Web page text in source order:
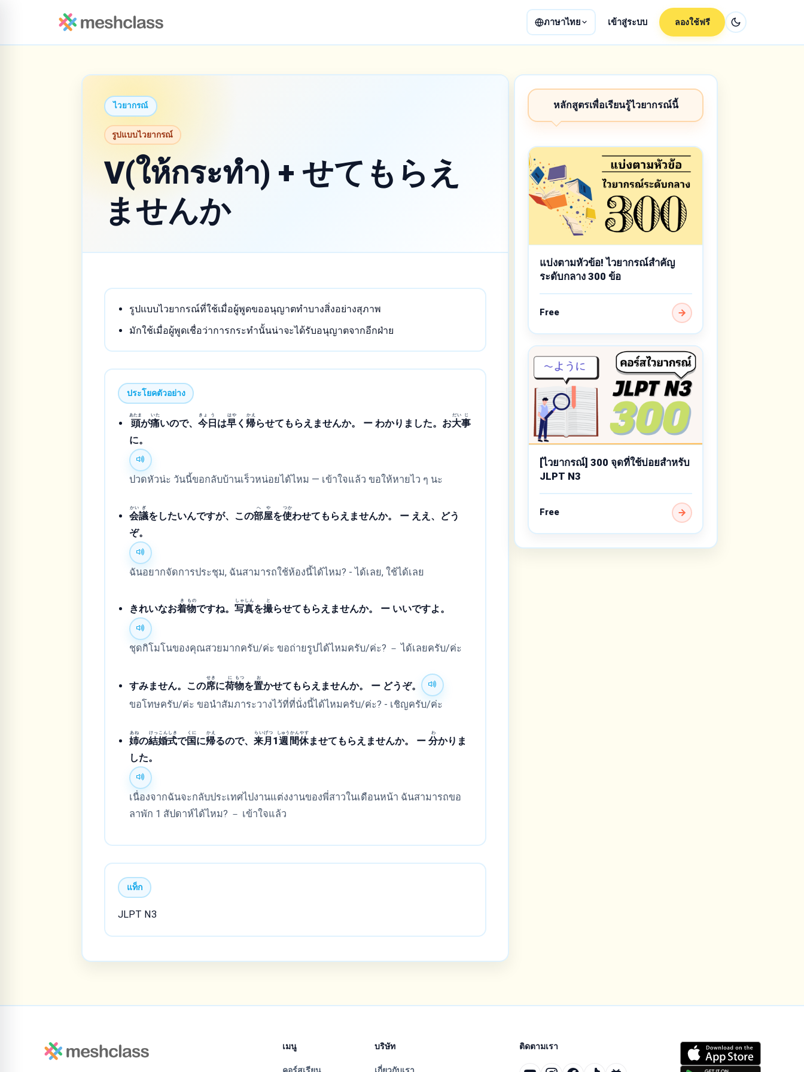
ภาษาไทย เข้าสู่ระบบ ลองใช้ฟรี
ไวยากรณ์
รูปแบบไวยากรณ์
V(ให้กระทำ) + せてもらえ
ませんか
รูปแบบไวยากรณ์ที่ใช้เมื่อผู้พูดขออนุญาตทำบางสิ่งอย่างสุภาพ
มักใช้เมื่อผู้พูดเชื่อว่าการกระทำนั้นน่าจะได้รับอนุญาตจากอีกฝ่าย
ประโยคตัวอย่าง
頭
あたま
が痛
いた
いので、今
きょ
日
う
は早
はや
く 帰
かえ
らせてもらえませんか。 ー わかりました。お大
だい
事
じ
に。
ปวดหัวน่ะ วันนี้ขอกลับบ้านเร็วหน่อยได้ไหม — เข้าใจแล้ว ขอให้หายไว ๆ นะ
会
かい
議
ぎ
をしたいんですが、この部
へ
屋
や
を使
つか
わせてもらえませんか。 ー ええ、どう
ぞ。
ฉันอยากจัดการประชุม, ฉันสามารถใช้ห้องนี้ได้ไหม? - ได้เลย, ใช้ได้เลย
きれいなお着
き
物
もの
ですね。写
しゃ
真
しん
を撮
と
らせてもらえませんか。 ー いいですよ。
ชุดกิโมโนของคุณสวยมากครับ/ค่ะ ขอถ่ายรูปได้ไหมครับ/ค่ะ? － ได้เลยครับ/ค่ะ
すみません。この席
せき
に荷
に
物
もつ
を置
お
かせてもらえませんか。 ー どうぞ。
ขอโทษครับ/ค่ะ ขอนำสัมภาระวางไว้ที่ที่นั่งนี้ได้ไหมครับ/ค่ะ? - เชิญครับ/ค่ะ
姉
あね
の結
けっ
婚
こん
式
しき
で国
くに
に帰
かえ
るので、来
らい
月
げつ
1週
しゅう
間
かん
休
やす
ませてもらえませんか。 ー分
わ
かりま
した。
เนื่องจากฉันจะกลับประเทศไปงานแต่งงานของพี่สาวในเดือนหน้า ฉันสามารถขอ
ลาพัก 1 สัปดาห์ได้ไหม? － เข้าใจแล้ว
แท็ก
JLPT N3
หลักสูตรเพื่อเรียนรู้ไวยากรณ์นี้
แบ่งตามหัวข้อ! ไวยากรณ์สำคัญ
ระดับกลาง 300 ข้อ
Free
[ไวยากรณ์] 300 จุดที่ใช้บ่อยสำหรับ
JLPT N3
Free
เมนู บริษัท ติดตามเรา